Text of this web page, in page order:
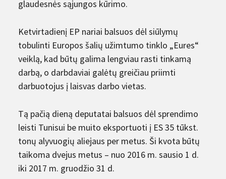
glaudesnės sąjungos kūrimo.
Ketvirtadienį EP nariai balsuos dėl siūlymų
tobulinti Europos šalių užimtumo tinklo „Eures“
veiklą, kad būtų galima lengviau rasti tinkamą
darbą, o darbdaviai galėtų greičiau priimti
darbuotojus į laisvas darbo vietas.
Tą pačią dieną deputatai balsuos dėl sprendimo
leisti Tunisui be muito eksportuoti į ES 35 tūkst.
tonų alyvuogių aliejaus per metus. Ši kvota būtų
taikoma dvejus metus – nuo 2016 m. sausio 1 d.
iki 2017 m. gruodžio 31 d.